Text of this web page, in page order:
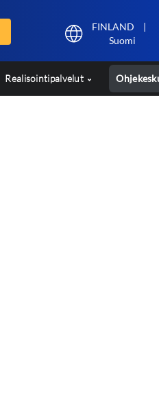
FINLAND
|
Suomi
Realisointipalvelut